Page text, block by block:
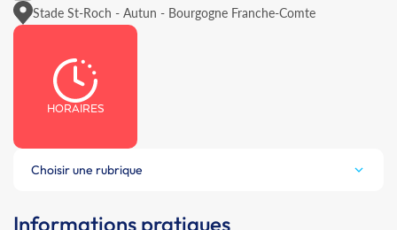
Stade St-Roch - Autun - Bourgogne Franche-Comte
HORAIRES
Choisir une rubrique
Informations pratiques